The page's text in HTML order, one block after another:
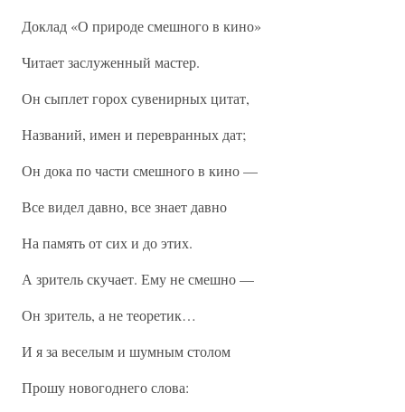
Доклад «О природе смешного в кино»
Читает заслуженный мастер.
Он сыплет горох сувенирных цитат,
Названий, имен и перевранных дат;
Он дока по части смешного в кино —
Все видел давно, все знает давно
На память от сих и до этих.
А зритель скучает. Ему не смешно —
Он зритель, а не теоретик…
И я за веселым и шумным столом
Прошу новогоднего слова: